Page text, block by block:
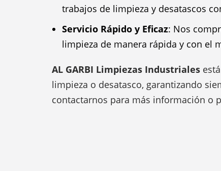
trabajos de limpieza y desatascos
Servicio Rápido y Eficaz: Nos
limpieza de manera rápida y con el
AL GARBI Limpiezas Industriales
limpieza o desatasco, garantizando
contactarnos para más información o